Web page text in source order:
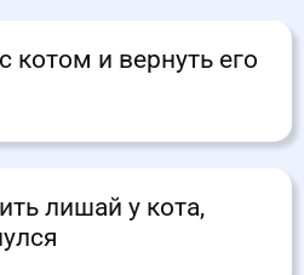
котом и вернуть его
лишай у кота,